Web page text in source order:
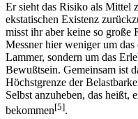
Er sieht das Risiko als Mittel
ekstatischen Existenz
misst ihr aber keine so große
Messner hier weniger um
Lammer, sondern um das
Bewußtsein. Gemeinsam ist
Höchstgrenze der
Selbst anzuheben, das heißt,
bekommen[5].